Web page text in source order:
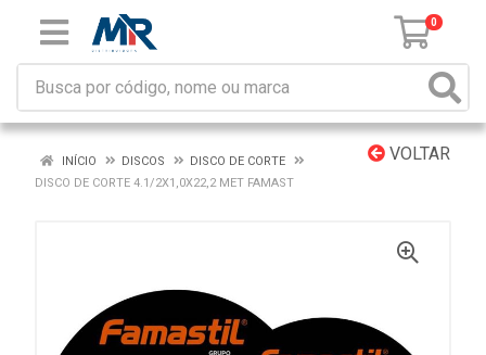
0
VOLTAR
INÍCIO DISCOS
DISCO DE CORTE
DISCO DE CORTE 4.1/2X1,0X22,2 MET FAMAST